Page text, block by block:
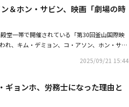
だけでなくインターンの視点も取り入れるこ
となっている点も、本作の大きな魅力の一つ
4月1日（水）より各配信サービスにて見放
より全話見放題配信開始！※詳細は各動画配信
～Vol.6 2026年4月3日（金）レンタル開始
様】各巻2話収録 / カラー / HD サイズ / ドル
リジナル韓国 / 片面1層発売・販売元：PLAN
復讐代行人～模範タクシー～」シリーズオ・
ン・ジェシク：ソン・ドンイル「刑務所のル
しく譲る組織員たちの必死の対決を描いたコミ
ョン・ギョンホら、映画「BOSS」メディア試
ンからアドバイスも！映画「BOSS」でタンゴ
＆ホン・サビン、映画「劇場の時
堂一帯で開催されている「第30回釜山国際映
れ、キム・デミョン、コ・アソン、ホン・サビ
日から26日まで開催される。・キム・デミョ
像と推薦コメントが解禁
2025/09/21 15:44
ギョンホ、労務士になった理由と